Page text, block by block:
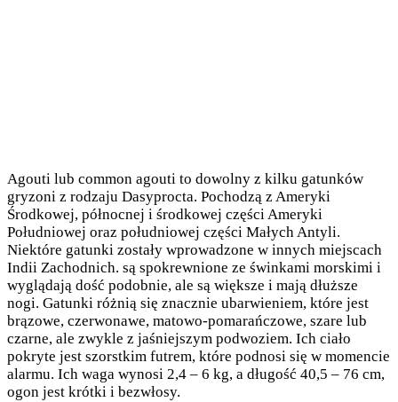
Agouti lub common agouti to dowolny z kilku gatunków
gryzoni z rodzaju Dasyprocta. Pochodzą z Ameryki
Środkowej, północnej i środkowej części Ameryki
Południowej oraz południowej części Małych Antyli.
Niektóre gatunki zostały wprowadzone w innych miejscach
Indii Zachodnich. są spokrewnione ze świnkami morskimi i
wyglądają dość podobnie, ale są większe i mają dłuższe
nogi. Gatunki różnią się znacznie ubarwieniem, które jest
brązowe, czerwonawe, matowo-pomarańczowe, szare lub
czarne, ale zwykle z jaśniejszym podwoziem. Ich ciało
pokryte jest szorstkim futrem, które podnosi się w momencie
alarmu. Ich waga wynosi 2,4 – 6 kg, a długość 40,5 – 76 cm,
ogon jest krótki i bezwłosy.